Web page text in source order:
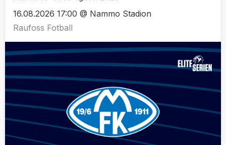
16.08.2026 17:00 @ Nammo Stadion
Raufoss Fotball